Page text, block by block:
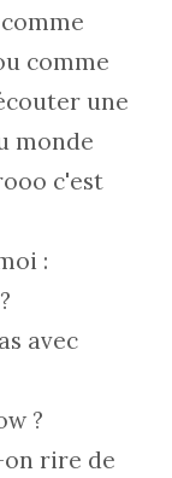
comme
une
monde
c'est
:
avec
?
on rire de